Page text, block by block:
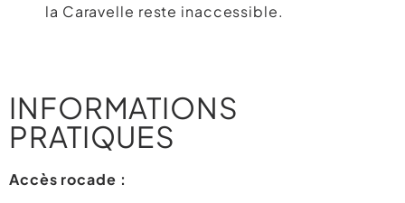
la Caravelle reste inaccessible.
INFORMATIONS
PRATIQUES
Accès rocade :